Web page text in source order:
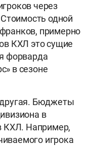
через
одной
примерно
КХЛ это сущие
форварда
в сезоне
Бюджеты
в
КХЛ. Например,
игрока